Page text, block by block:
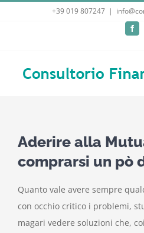
+39 019 807247 |
Aderire alla
comprarsi un pò
Quanto vale avere sempre
con occhio critico i problemi,
magari vedere soluzioni che,